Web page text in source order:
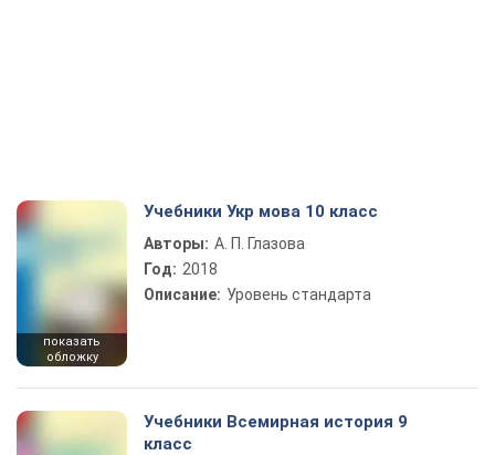
показать
обложку
Учебники Укр мова 10 класс
Авторы: А. П. Глазова
Год: 2018
Описание: Уровень стандарта
Учебники Всемирная история 9
класс